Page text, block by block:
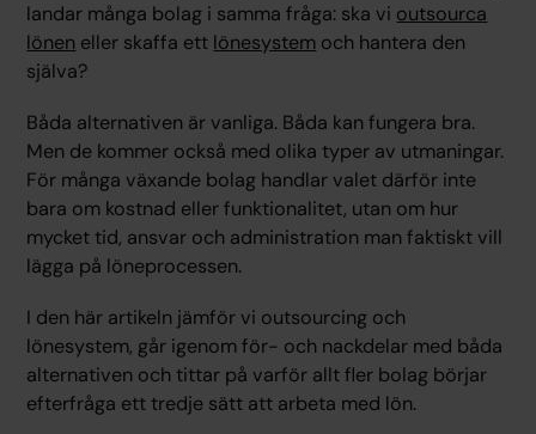
landar många bolag i samma fråga: ska vi outsourca
lönen eller skaffa ett lönesystem och hantera den
själva?
Båda alternativen är vanliga. Båda kan fungera bra.
Men de kommer också med olika typer av utmaningar.
För många växande bolag handlar valet därför inte
bara om kostnad eller funktionalitet, utan om hur
mycket tid, ansvar och administration man faktiskt vill
lägga på löneprocessen.
I den här artikeln jämför vi outsourcing och
lönesystem, går igenom för- och nackdelar med båda
alternativen och tittar på varför allt fler bolag börjar
efterfråga ett tredje sätt att arbeta med lön.